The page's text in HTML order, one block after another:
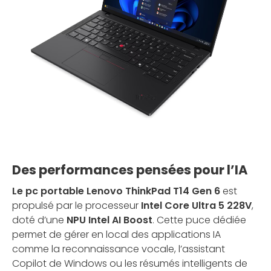
Des performances pensées pour l’IA
Le pc portable Lenovo ThinkPad T14 Gen 6est
propulsé par le processeur Intel Core Ultra 5 228V,
doté d’une NPU Intel AI Boost. Cette puce dédiée
permet de gérer en local des applications IA
comme la reconnaissance vocale, l’assistant
Copilot de Windows ou les résumés intelligents de